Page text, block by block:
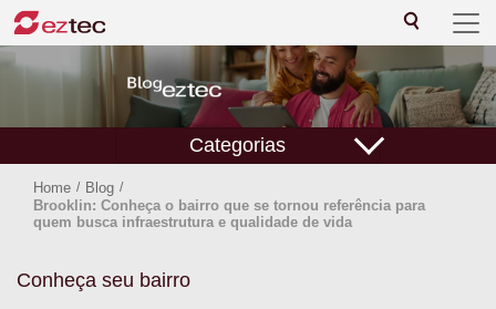
Categorias
Home / Blog /
Brooklin: Conheça o bairro que se tornou referência para
quem busca infraestrutura e qualidade de vida
Conheça seu bairro